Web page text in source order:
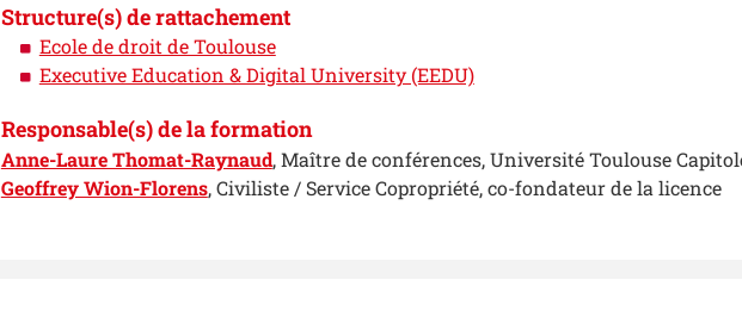
Structure(s) de rattachement
Ecole de droit de Toulouse
Executive Education & Digital University (EEDU)
Responsable(s) de la formation
Anne-Laure Thomat-Raynaud, Maître de conférences, Université Toulouse
Geoffrey Wion-Florens, Civiliste / Service Copropriété, co-fondateur de la licence